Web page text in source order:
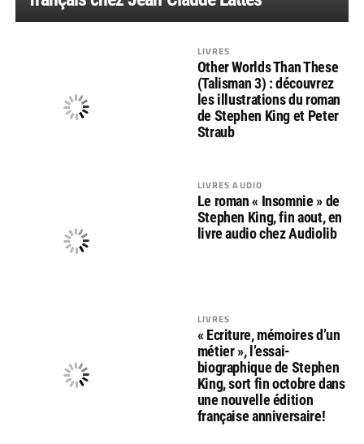
LIVRES
Other Worlds Than These
(Talisman 3) : découvrez
les illustrations du roman
de Stephen King et Peter
Straub
LIVRES AUDIO
Le roman « Insomnie » de
Stephen King, fin aout, en
livre audio chez Audiolib
LIVRES
« Ecriture, mémoires d’un
métier », l’essai-
biographique de Stephen
King, sort fin octobre dans
une nouvelle édition
française anniversaire!